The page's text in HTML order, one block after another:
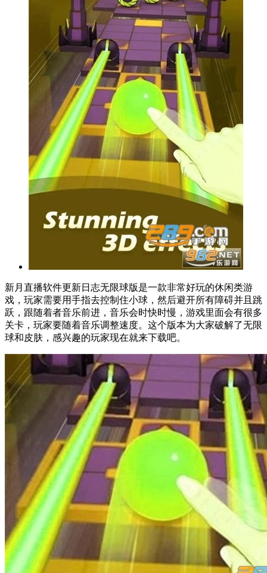
新月直播软件更新日志无限球版是一款非常好玩的休闲类游
戏，玩家需要用手指去控制住小球，然后避开所有障碍并且跳
跃，跟随着者音乐前进，音乐会时快时慢，游戏里面会有很多
关卡，玩家要随着音乐调整速度。这个版本为大家破解了无限
球和皮肤，感兴趣的玩家现在就来下载吧。